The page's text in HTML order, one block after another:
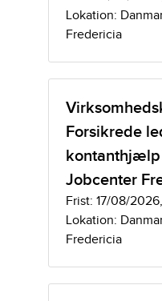
Lokation:
Fredericia
Forsikrede
kontanthjælp
Jobcenter
Frist: 17/08/
Lokation:
Fredericia